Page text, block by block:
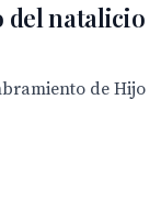
del natalicio
de Hijo